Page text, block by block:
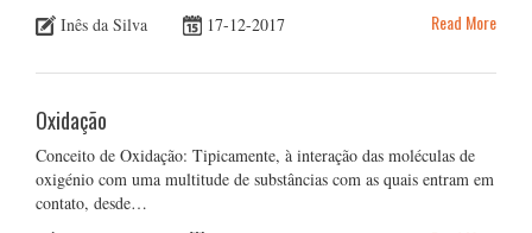
Inês da Silva
17-12-2017 Read More
Oxidação
Conceito de Oxidação: Tipicamente, à interação das moléculas de
oxigénio com uma multitude de substâncias com as quais entram em
contato, desde…